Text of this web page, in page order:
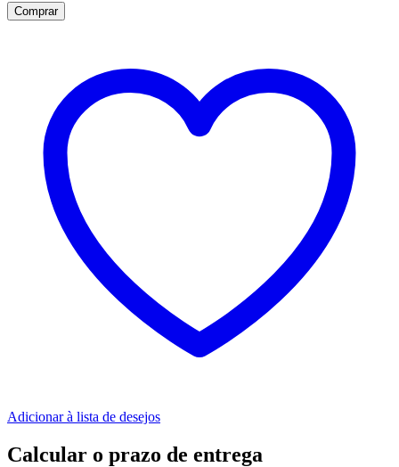
Comprar
Adicionar à lista de desejos
Calcular o prazo de entrega